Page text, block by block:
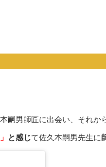
男師匠に出会い、それか
と感じて佐久本嗣男先生に